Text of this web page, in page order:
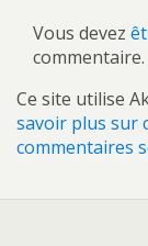
Vous devez
commentaire.
Ce site utilise
savoir plus sur
commentaires